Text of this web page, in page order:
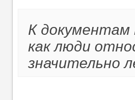
К документам
как люди
значительно